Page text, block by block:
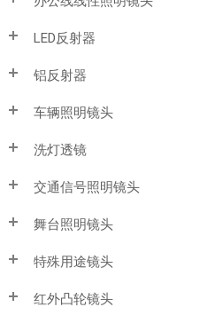
LED反射器
铝反射器
车辆照明镜头
洗灯透镜
交通信号照明镜头
舞台照明镜头
特殊用途镜头
红外凸轮镜头